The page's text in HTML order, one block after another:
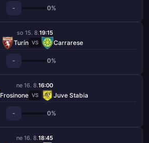
- 0%
so 15. 8.19:15
Turín VS Carrarese
- 0%
ne 16. 8.16:00
Frosinone VS Juve Stabia
- 0%
ne 16. 8.18:45